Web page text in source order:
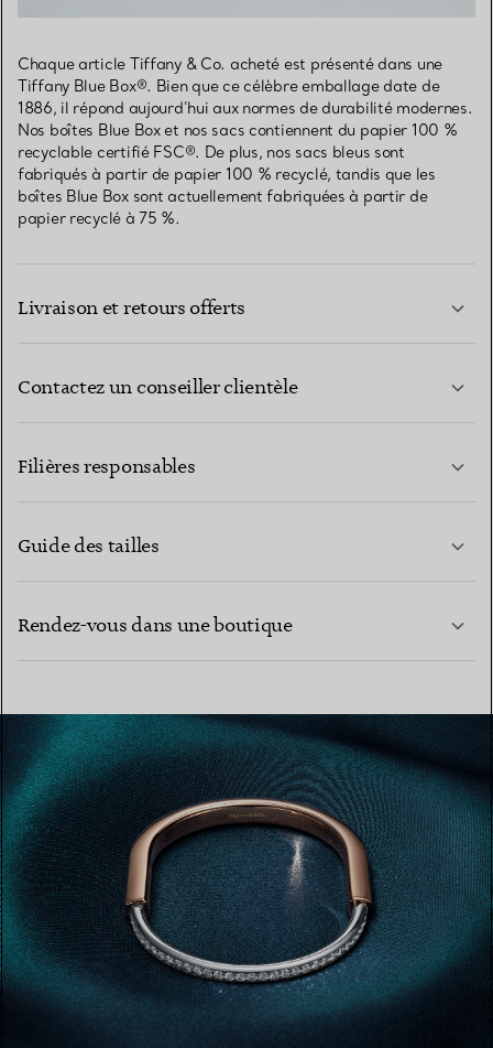
Chaque article Tiffany & Co. acheté est présenté dans une
Tiffany Blue Box®. Bien que ce célèbre emballage date de
1886, il répond aujourd’hui aux normes de durabilité modernes.
Nos boîtes Blue Box et nos sacs contiennent du papier 100 %
recyclable certifié FSC®. De plus, nos sacs bleus sont
fabriqués à partir de papier 100 % recyclé, tandis que les
boîtes Blue Box sont actuellement fabriquées à partir de
papier recyclé à 75 %.
Livraison et retours offerts
Contactez un conseiller clientèle
Filières responsables
Guide des tailles
Rendez-vous dans une boutique
TROUVEZ LA BOUTIQUE LA PLUS PROCHE